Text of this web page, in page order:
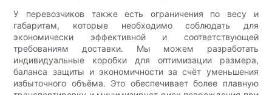
У перевозчиков также есть ограничения по весу и
габаритам, которые необходимо соблюдать для
экономически эффективной и соответствующей
требованиям доставки. Мы можем разработать
индивидуальные коробки для оптимизации размера,
баланса защиты и экономичности за счёт уменьшения
избыточного объёма. Это обеспечивает более плавную